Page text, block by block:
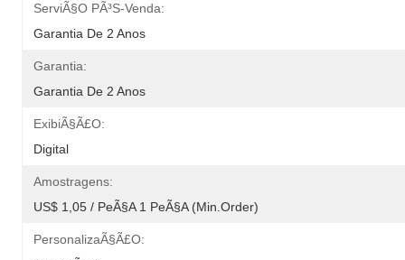
ServiÃ§o PÃ³s-Venda:
Garantia De 2 Anos
Garantia:
Garantia De 2 Anos
ExibiÃ§Ã£o:
Digital
Amostragens:
US$ 1,05 / PeÃ§a 1 PeÃ§a (Min.Order)
PersonalizaÃ§Ã£o: